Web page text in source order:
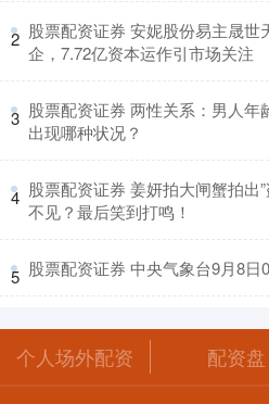
2 股票配资证券 安妮股份易主晟世
企，7.72亿资本运作引市场关注
3 股票配资证券 两性关系：男人年
出现哪种状况？
4 股票配资证券 姜妍拍大闸蟹拍出
不见？最后笑到打鸣！
5 股票配资证券 中央气象台9月8
个人场外配资 配资盘